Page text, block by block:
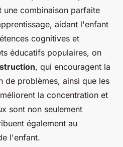
combinaison parfaite
aidant l'enfant
cognitives et
éducatifs populaires, on
, qui encouragent la
de problèmes, ainsi que les
la concentration et
sont non seulement
également au
l'enfant.